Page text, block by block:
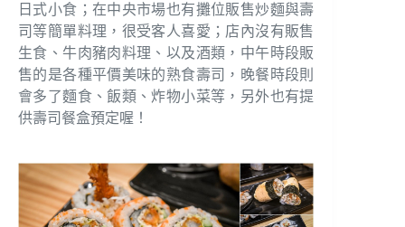
日式小食；在中央市場也有攤位販售炒麵與壽
司等簡單料理，很受客人喜愛；店內沒有販售
生食、牛肉豬肉料理、以及酒類，中午時段販
售的是各種平價美味的熟食壽司，晚餐時段則
會多了麵食、飯類、炸物小菜等，另外也有提
供壽司餐盒預定喔！